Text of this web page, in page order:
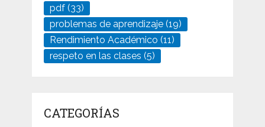
pdf (33)
problemas de aprendizaje (19)
Rendimiento Académico (11)
respeto en las clases (5)
CATEGORÍAS